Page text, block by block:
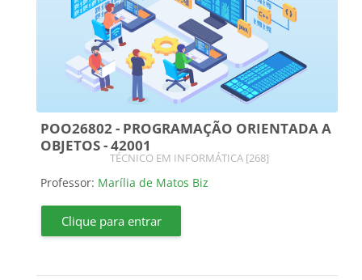
POO26802 - PROGRAMAÇÃO ORIENTADA A
OBJETOS - 42001
Categoria do curso
TÉCNICO EM INFORMÁTICA [268]
Professor: Marília de Matos Biz
Clique para entrar